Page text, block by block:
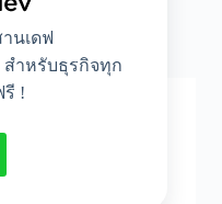
นเดฟ
สำหรับธุรกิจทุก
รี !
ม